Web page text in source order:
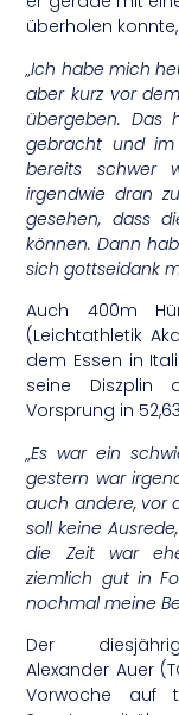
überholen
„Ich habe mich
aber kurz vor
übergeben. Das
gebracht und
bereits schwer
irgendwie dran
gesehen, dass
können. Dann
sich gottseidank
Auch 400m
(Leichtathletik
dem Essen in
seine Diszplin
Vorsprung in
„Es war ein
gestern war
auch andere, vor
soll keine
die Zeit war
ziemlich gut in
nochmal meine
Der
Alexander Auer
Vorwoche auf